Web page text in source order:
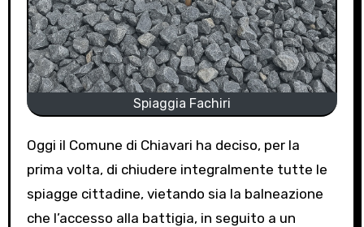
Spiaggia Fachiri
Oggi il Comune di Chiavari ha deciso, per la
prima volta, di chiudere integralmente tutte le
spiagge cittadine, vietando sia la balneazione
che l’accesso alla battigia, in seguito a un